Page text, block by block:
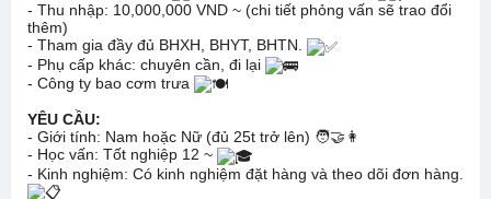
- Thu nhập: 10,000,000 VND ~ (chi tiết phỏng vấn sẽ trao đổi
thêm)
- Tham gia đầy đủ BHXH, BHYT, BHTN.
- Phụ cấp khác: chuyên cần, đi lại
- Công ty bao cơm trưa
YÊU CẦU:
- Giới tính: Nam hoặc Nữ (đủ 25t trở lên) 🧑‍🤝‍👩
- Học vấn: Tốt nghiệp 12 ~
- Kinh nghiệm: Có kinh nghiệm đặt hàng và theo dõi đơn hàng.